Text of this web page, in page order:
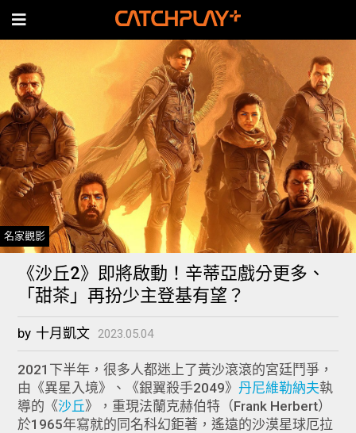
名家觀影
《沙丘2》即將啟動！辛蒂亞戲分更多、
「甜茶」再扮少主登基有望？
by 十月凱文 2023.05.04
2021下半年，很多人都迷上了黃沙滾滾的宮廷鬥爭，
由《異星入境》、《銀翼殺手2049》丹尼維勒納夫執
導的《沙丘》，重現法蘭克赫伯特（Frank Herbert）
於1965年寫就的同名科幻鉅著，遙遠的沙漠星球厄拉